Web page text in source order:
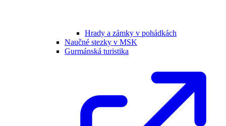
Hrady a zámky v pohádkách
Naučné stezky v MSK
Gurmánská turistika